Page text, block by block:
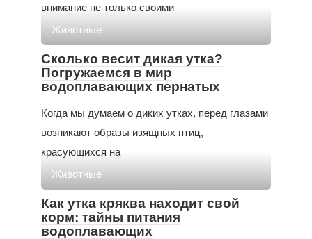
внимание не только своими
Животные
Сколько весит дикая утка?
Погружаемся в мир
водоплавающих пернатых
Когда мы думаем о диких утках, перед глазами
возникают образы изящных птиц,
красующихся на
Животные
Как утка кряква находит свой
корм: тайны питания
водоплавающих